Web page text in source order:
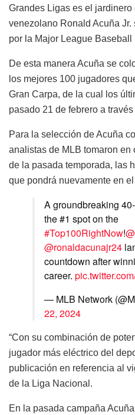
Grandes Ligas es el jardinero
venezolano Ronald Acuña
por la Major League
De esta manera Acuña se
los mejores 100 jugadores
Gran Carpa, de la cual los
pasado 21 de febrero a
Para la selección de Acuña
analistas de MLB tomaron
de la pasada temporada, las
que pondrá nuevamente en
A groundbreaking
the #1 spot on the
#Top100RightNow!
@ronaldacunajr24
countdown after
career.
— MLB Network
22, 2024
“Con su combinación de
jugador más eléctrico del
publicación en referencia al
de la Liga Nacional.
En la pasada campaña